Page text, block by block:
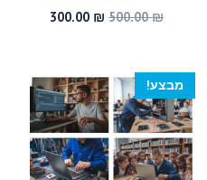
500.00₪
המחיר
500.00 ₪.
300.00 ₪
המחיר
300.00 ₪.
מבצע!